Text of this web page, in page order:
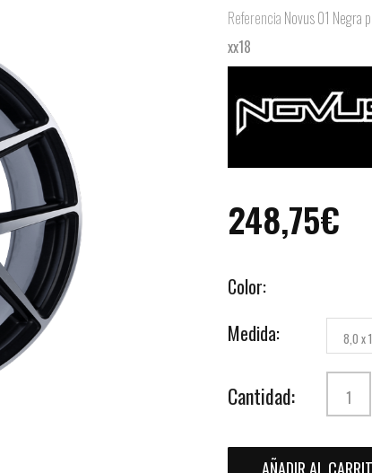
Referencia Novus 01 Negra
xx18
248,75€
Color:
Medida:
8,0 x
Cantidad: